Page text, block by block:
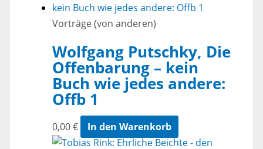
Vorträge (von anderen)
Wolfgang Putschky, Die
Offenbarung – kein
Buch wie jedes andere:
Offb 1
0,00€ In den Warenkorb